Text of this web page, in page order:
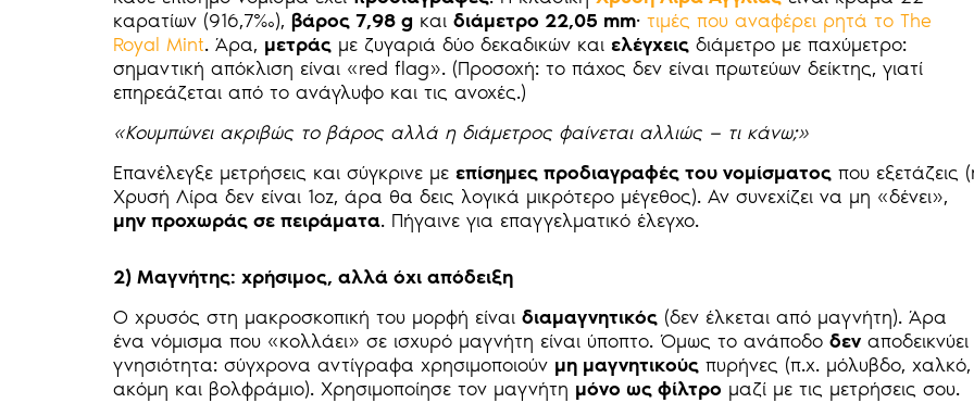
καρατίων (916,7‰), βάρος 7,98 g και διάμετρο 22,05 mm· τιμές που αναφέρει ρητά το The
Royal Mint. Άρα, μετράς με ζυγαριά δύο δεκαδικών και ελέγχεις διάμετρο με παχύμετρο:
σημαντική απόκλιση είναι «red flag». (Προσοχή: το πάχος δεν είναι πρωτεύων δείκτης, γιατί
επηρεάζεται από το ανάγλυφο και τις ανοχές.)
«Κουμπώνει ακριβώς το βάρος αλλά η διάμετρος φαίνεται αλλιώς — τι κάνω;»
Επανέλεγξε μετρήσεις και σύγκρινε με επίσημες προδιαγραφές του νομίσματος που εξετάζεις
Χρυσή Λίρα δεν είναι 1oz, άρα θα δεις λογικά μικρότερο μέγεθος). Αν συνεχίζει να μη «δένει»,
μην προχωράς σε πειράματα. Πήγαινε για επαγγελματικό έλεγχο.
2) Μαγνήτης: χρήσιμος, αλλά όχι απόδειξη
Ο χρυσός στη μακροσκοπική του μορφή είναι διαμαγνητικός (δεν έλκεται από μαγνήτη). Άρα
ένα νόμισμα που «κολλάει» σε ισχυρό μαγνήτη είναι ύποπτο. Όμως το ανάποδο δεν αποδεικνύει
γνησιότητα: σύγχρονα αντίγραφα χρησιμοποιούν μη μαγνητικούς πυρήνες (π.χ. μόλυβδο, χαλκό,
ακόμη και βολφράμιο). Χρησιμοποίησε τον μαγνήτη μόνο ως φίλτρο μαζί με τις μετρήσεις σου.